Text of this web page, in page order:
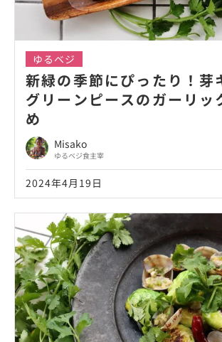
ゆるベジ
新緑の季節にぴったり！芽
グリーンピースのガーリッ
め
Misako
ゆるベジ食主宰
2024年4月19日